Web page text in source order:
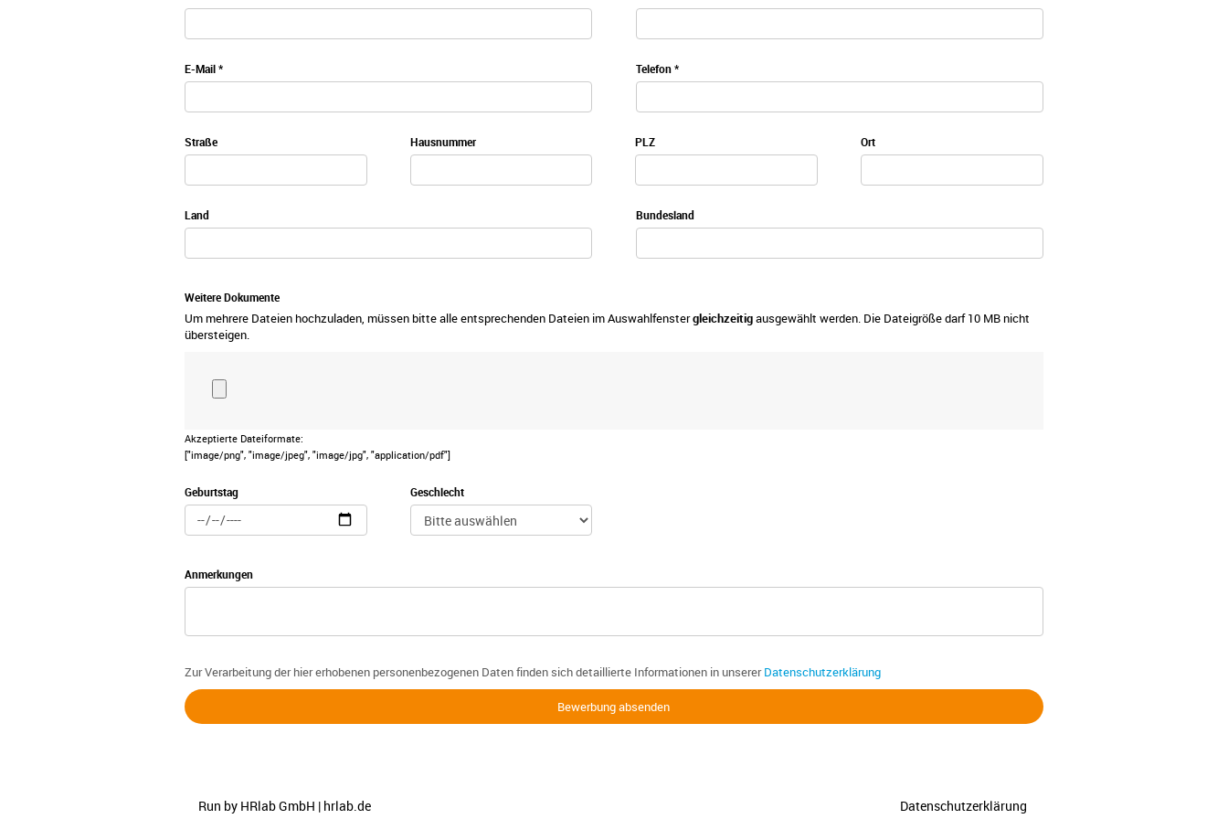
E-Mail * Telefon *
Straße Hausnummer PLZ Ort
Land Bundesland
Weitere Dokumente
Um mehrere Dateien hochzuladen, müssen bitte alle entsprechenden Dateien im Auswahlfenstergleichzeitigausgewählt werden. Die Dateigröße darf 10 MB nicht
übersteigen.
Akzeptierte Dateiformate:
["image/png", "image/jpeg", "image/jpg", "application/pdf"]
Geburtstag Geschlecht
Anmerkungen
Zur Verarbeitung der hier erhobenen personenbezogenen Daten finden sich detaillierte Informationen in unsererDatenschutzerklärung
Bewerbung absenden
Run by HRlab GmbH | hrlab.de Datenschutzerklärung